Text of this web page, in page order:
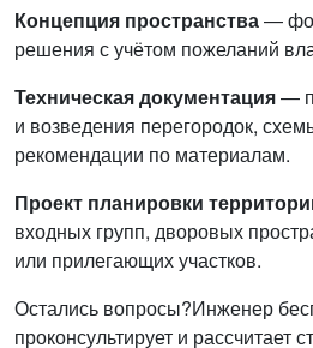
Концепция пространства—
решения с учётом пожеланий
Техническая документация—
и возведения перегородок,
рекомендации по материалам.
Проект планировки
входных групп, дворовых
или прилегающих участков.
Остались вопросы?Инженер
проконсультирует и рассчитает